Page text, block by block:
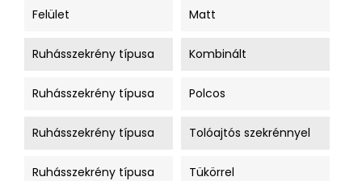
Felület Matt
Ruhásszekrény típusa Kombinált
Ruhásszekrény típusa Polcos
Ruhásszekrény típusa Tolóajtós szekrénnyel
Ruhásszekrény típusa Tükörrel